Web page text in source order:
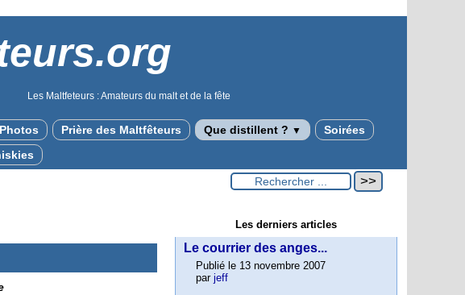
Les Maltfeteurs : Amateurs du malt et de la fête
Photos Prière des Maltfêteurs Que distillent ? ▼
Soirées
Les derniers articles
Le courrier des anges...
Publié le 13 novembre 2007
par jeff